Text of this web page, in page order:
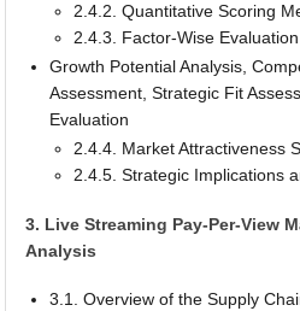
2.4.2. Quantitative Scoring
2.4.3. Factor-Wise Evaluation
Growth Potential Analysis,
Assessment, Strategic Fit
Evaluation
2.4.4. Market Attractiveness
2.4.5. Strategic Implications
3. Live Streaming Pay-Per-View
Analysis
3.1. Overview of the Supply